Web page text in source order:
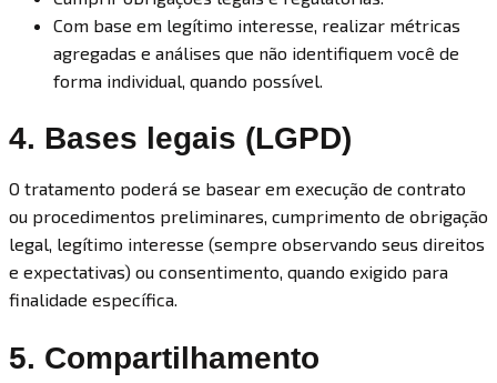
Com base em legítimo interesse, realizar métricas
agregadas e análises que não identifiquem você de
forma individual, quando possível.
4. Bases legais (LGPD)
O tratamento poderá se basear em execução de contrato
ou procedimentos preliminares, cumprimento de obrigação
legal, legítimo interesse (sempre observando seus direitos
e expectativas) ou consentimento, quando exigido para
finalidade específica.
5. Compartilhamento